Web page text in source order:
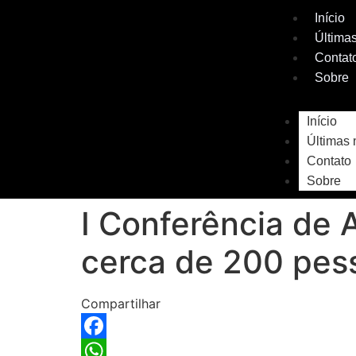
Início
Sobre
Início
Últimas
Contato
Sobre
I Conferência de
cerca de 200
Compartilhar
Facebook